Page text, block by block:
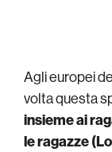
Agli europei
volta questa
insieme ai
le ragazze